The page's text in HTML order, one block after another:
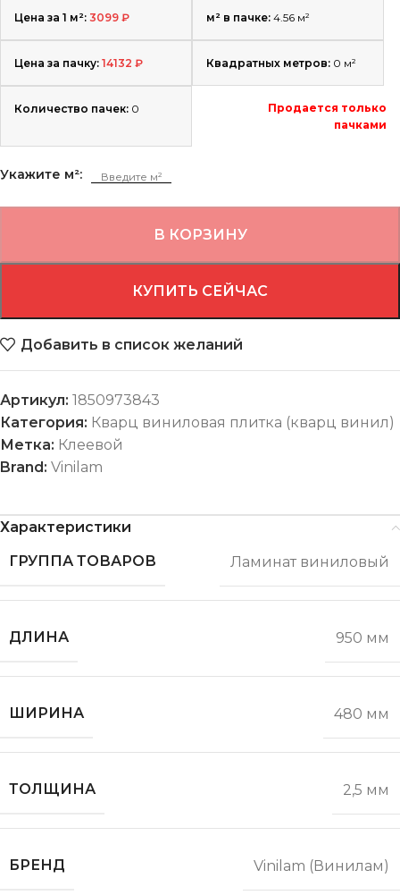
Цена за 1 м²: 3099 ₽ м² в пачке: 4.56 м²
Цена за пачку: 14132 ₽ Квадратных метров: 0 м²
Количество пачек: 0
Продается только
пачками
Укажите м²:
В КОРЗИНУ
КУПИТЬ СЕЙЧАС
Добавить в список желаний
Артикул: 1850973843
Категория: Кварц виниловая плитка (кварц винил)
Метка: Клеевой
Brand: Vinilam
Характеристики
ГРУППА ТОВАРОВ
Ламинат виниловый
ДЛИНА 950 мм
ШИРИНА 480 мм
ТОЛЩИНА 2,5 мм
БРЕНД Vinilam (Винилам)